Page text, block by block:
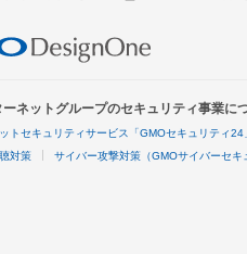
ネットグループのセキュリティ事業に
トセキュリティサービス「GMOセキュリティ24
対策 サイバー攻撃対策（GMOサイバーセキ